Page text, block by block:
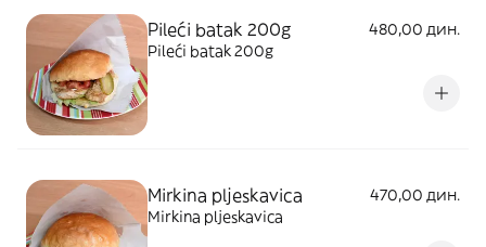
Pileći batak 200g
480,00 дин.
Pileći batak 200g
Mirkina pljeskavica
470,00 дин.
Mirkina pljeskavica